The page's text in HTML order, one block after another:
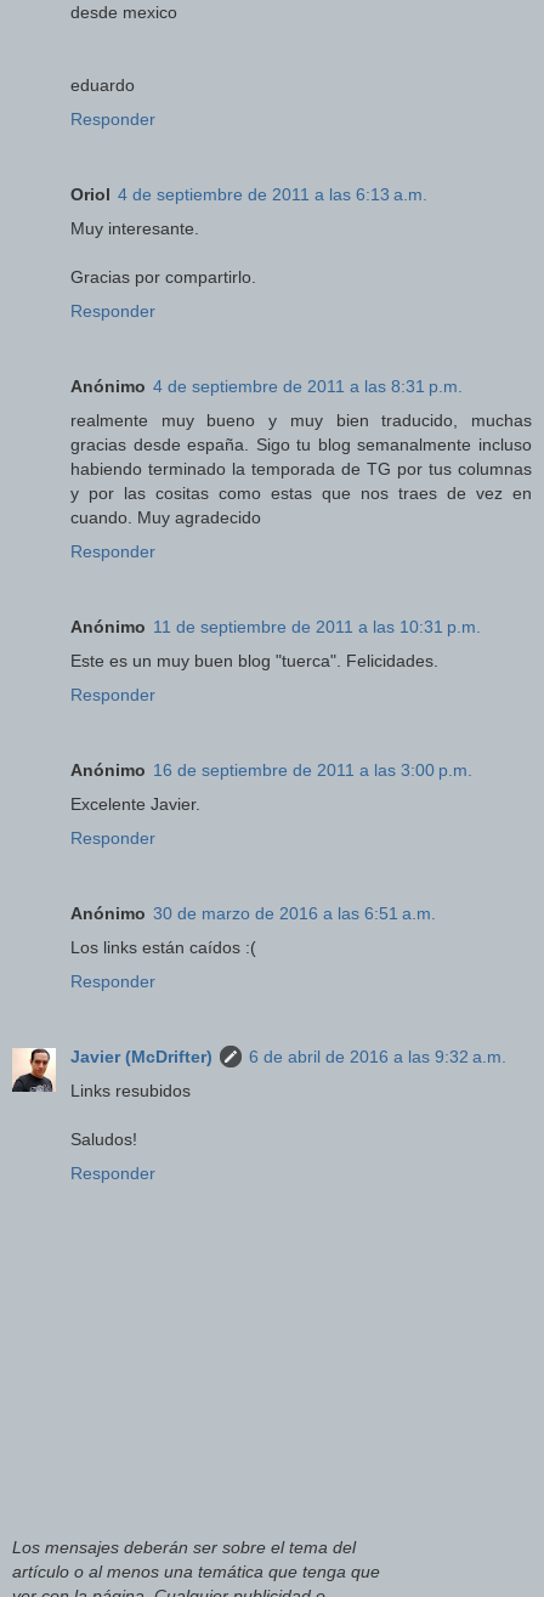
desde mexico
eduardo
Responder
Oriol 4 de septiembre de 2011 a las 6:13 a.m.
Muy interesante.
Gracias por compartirlo.
Responder
Anónimo 4 de septiembre de 2011 a las 8:31 p.m.
realmente muy bueno y muy bien traducido, muchas
gracias desde españa. Sigo tu blog semanalmente incluso
habiendo terminado la temporada de TG por tus columnas
y por las cositas como estas que nos traes de vez en
cuando. Muy agradecido
Responder
Anónimo 11 de septiembre de 2011 a las 10:31 p.m.
Este es un muy buen blog "tuerca". Felicidades.
Responder
Anónimo 16 de septiembre de 2011 a las 3:00 p.m.
Excelente Javier.
Responder
Anónimo 30 de marzo de 2016 a las 6:51 a.m.
Los links están caídos :(
Responder
Javier (McDrifter)
6 de abril de 2016 a las 9:32 a.m.
Links resubidos
Saludos!
Responder
Los mensajes deberán ser sobre el tema del
artículo o al menos una temática que tenga que